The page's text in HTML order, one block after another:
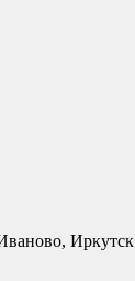
Иркутск